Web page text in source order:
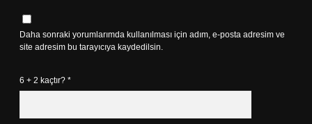
Daha sonraki yorumlarımda kullanılması için adım, e-posta adresim ve
site adresim bu tarayıcıya kaydedilsin.
6 + 2 kaçtır? *